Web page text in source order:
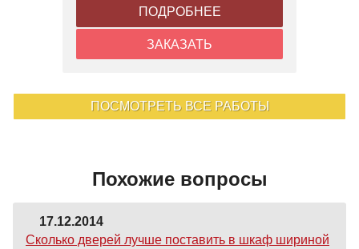
ПОДРОБНЕЕ
ЗАКАЗАТЬ
ПОСМОТРЕТЬ ВСЕ РАБОТЫ
Похожие вопросы
17.12.2014
Сколько дверей лучше поставить в шкаф шириной